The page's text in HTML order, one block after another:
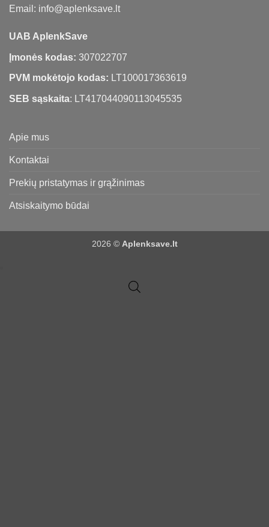
Email: info@aplenksave.lt
UAB AplenkSave
Įmonės kodas: 307022707
PVM mokėtojo kodas: LT100017363619
SEB sąskaita: LT417044090113045535
Apie mus
Kontaktai
Prekių pristatymas ir grąžinimas
Atsiskaitymo būdai
2026 © Aplenksave.lt